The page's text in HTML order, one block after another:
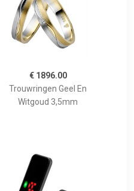
€ 1896.00
Trouwringen Geel En
Witgoud 3,5mm